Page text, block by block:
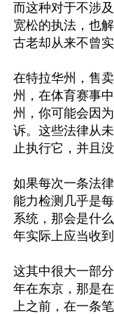
而这种对于不涉
宽松的执法，也
古老却从来不曾实
在特拉华州，售
州，在体育赛事
州，你可能会因
诉。这些法律从
止执行它，并且没
如果每次一条法
能力检测几乎是
系统，那会是什
年实际上应当收
这其中很大一部
年在东京，那是
上之前，在一条